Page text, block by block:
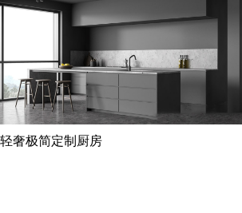
轻奢极简定制厨房